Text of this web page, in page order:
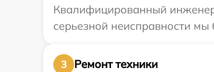
Квалифицированный
серьезной неисправности мы
3
Ремонт техники